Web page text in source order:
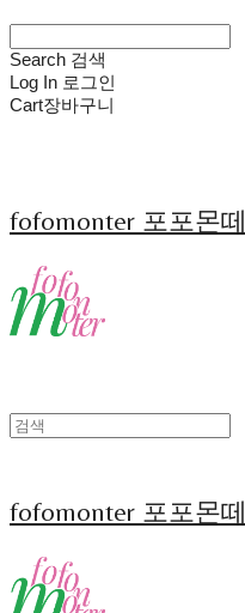
Search 검색
Log In 로그인
Cart장바구니
fofomonter 포포몬떼
fofomonter 포포몬떼